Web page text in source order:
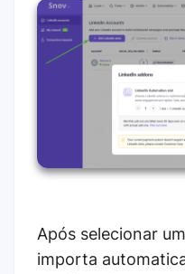
Após selecionar
importa